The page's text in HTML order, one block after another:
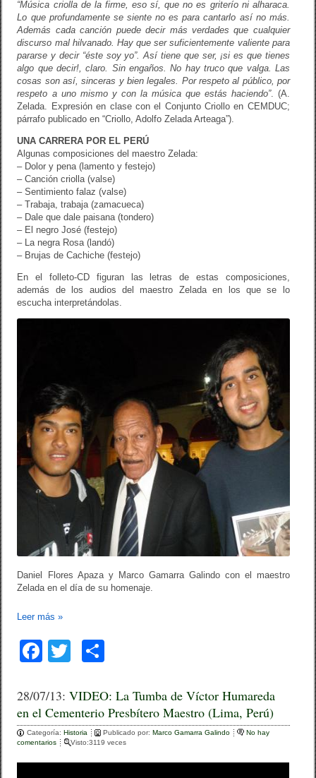
“Música criolla de la firme, eso sí, que no es griterío ni alharaca.
Lo que profundamente se siente no es para cantarlo así no más.
Además cada canción puede decir más verdades que cualquier
discurso mal hilvanado. Hay que ser suficientemente valiente para
pararse y decir “éste soy yo”. Así tiene que ser, ¡si es que tienes
algo que decir!, claro. Sin engaños. No hay truco que valga. Las
cosas son así, sinceras y bien legales. Por respeto al público, por
respeto a uno mismo y con la música que estás haciendo”. (A.
Zelada. Expresión en clase con el Conjunto Criollo en CEMDUC;
párrafo publicado en “Criollo, Adolfo Zelada Arteaga”).
UNA CARRERA POR EL PERÚ
Algunas composiciones del maestro Zelada:
– Dolor y pena (lamento y festejo)
– Canción criolla (valse)
– Sentimiento falaz (valse)
– Trabaja, trabaja (zamacueca)
– Dale que dale paisana (tondero)
– El negro José (festejo)
– La negra Rosa (landó)
– Brujas de Cachiche (festejo)
En el folleto-CD figuran las letras de estas composiciones,
además de los audios del maestro Zelada en los que se lo
escucha interpretándolas.
Daniel Flores Apaza y Marco Gamarra Galindo con el maestro
Zelada en el día de su homenaje.
Leer más»
F
c
e
b
o
tt
er
m
p
ar
tir
28/07/13:VIDEO: La Tumba de Víctor Humareda
en el Cementerio Presbítero Maestro (Lima, Perú)
Categoría:Historia Publicado por:Marco Gamarra Galindo
No hay
comentarios
Visto:3119 veces